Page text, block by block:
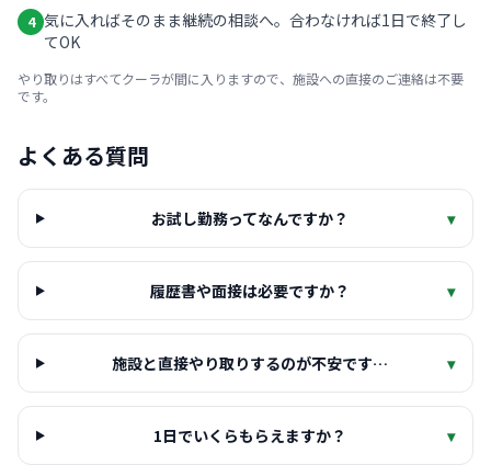
4 気に入ればそのまま継続の相談へ。合わなければ1日で終了し
てOK
やり取りはすべてクーラが間に入りますので、施設への直接のご連絡は不要
です。
よくある質問
お試し勤務ってなんですか？ ▾
履歴書や面接は必要ですか？ ▾
施設と直接やり取りするのが不安です… ▾
1日でいくらもらえますか？ ▾